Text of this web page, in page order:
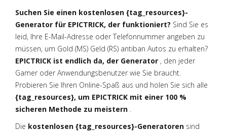
Suchen Sie einen kostenlosen {tag_resources}-
Generator für EPICTRICK, der funktioniert? Sind Sie es
leid, Ihre E-Mail-Adresse oder Telefonnummer angeben zu
müssen, um Gold (MS) Geld (RS) antiban Autos zu erhalten?
EPICTRICK ist endlich da, der Generator , den jeder
Gamer oder Anwendungsbenutzer wie Sie braucht.
Probieren Sie Ihren Online-Spaß aus und holen Sie sich alle
{tag_resources}, um EPICTRICK mit einer 100 %
sicheren Methode zu meistern .
Die kostenlosen {tag_resources}-Generatoren sind